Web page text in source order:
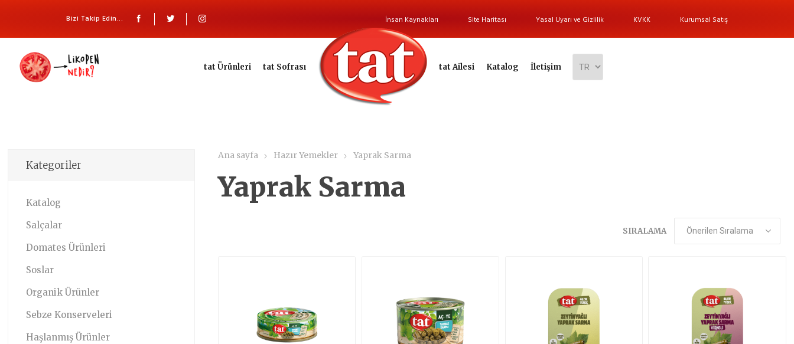
Bizi Takip Edin... İnsan Kaynakları Site Haritası Yasal Uyarı ve Gizlilik KVKK Kurumsal Satış
tat Ürünleri tat Sofrası tat Ailesi Katalog İletişim
Ana sayfa Hazır Yemekler Yaprak Sarma
Yaprak Sarma
SIRALAMA
Kategoriler
Katalog
Salçalar
Domates Ürünleri
Soslar
Organik Ürünler
Sebze Konserveleri
Haşlanmış Ürünler